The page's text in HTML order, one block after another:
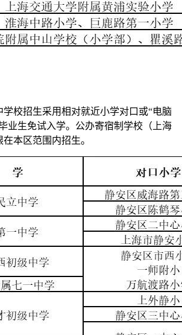
学校招生采用相对就近小学对口或“电脑
业生免试入学。公办寄宿制学校（上海
本区范围内招生。